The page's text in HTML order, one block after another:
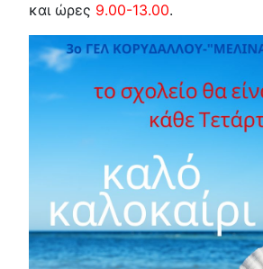
και ώρες 9.00-13.00.